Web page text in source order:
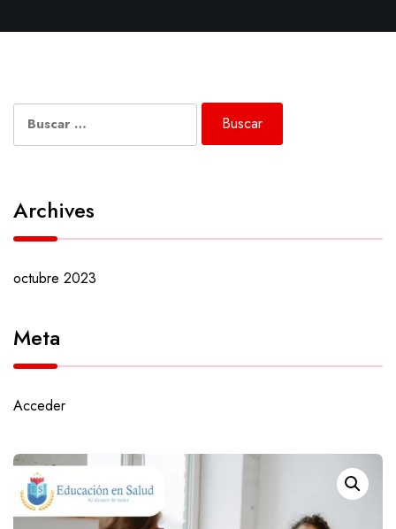
Buscar:
Archives
octubre 2023
Meta
Acceder